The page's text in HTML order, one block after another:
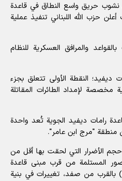
نشوب حريق واسع النطاق في قاعدة
حيث أعلن حزب الله اللبناني تنفيذ عملية
والمرافق العسكرية للنظام
ديفيد؛ النقطة الأولى تتعلق بجزء
مخصصة لإمداد الطائرات المقاتلة
رامات ديفيد الجوية تُعد واحدة
منطقة "مرج ابن عامر".
حجم الأضرار التي لحقت بها أقل من
المستلمة من قرب مبنى قاعدة
عسكرية تابعة لمخابرات الجيش (أمان/وحدة 8200) بالقرب من صفد، تغييرات في بنية